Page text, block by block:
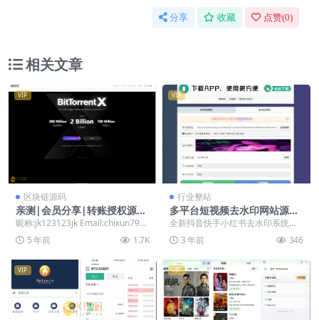
分享 收藏 点赞(0)
相关文章
VIP
区块链源码
亲测|会员分享|转账授权源码
usdt授权源码|附带详细安装
文档
昵称:jk123123jk Email:chixun7931
9@163.com ...
5 年前 1.7K
VIP
行业整站
多平台短视频去水印网站源码
短视频解析网站源码 快手小红
全新抖音快手小红书去水印系统网
站源码 | 支持几十种平台。支持打
包APP，或者用...
3 年前 346
VIP VIP